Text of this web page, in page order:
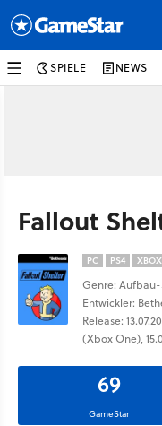
SPIELE NEWS
Fallout
PC PS4
Genre:
Entwickler:
Release:
(Xbox One),
69
GameStar